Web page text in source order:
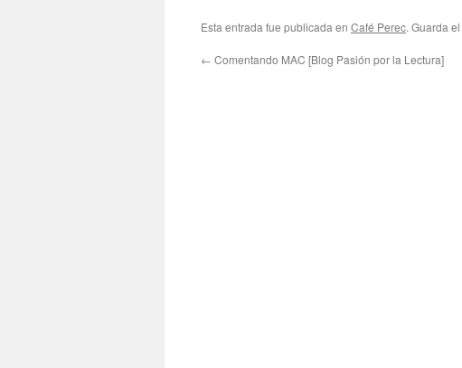
Esta entrada fue publicada en Café Perec. Guarda el
← Comentando MAC [Blog Pasión por la Lectura]